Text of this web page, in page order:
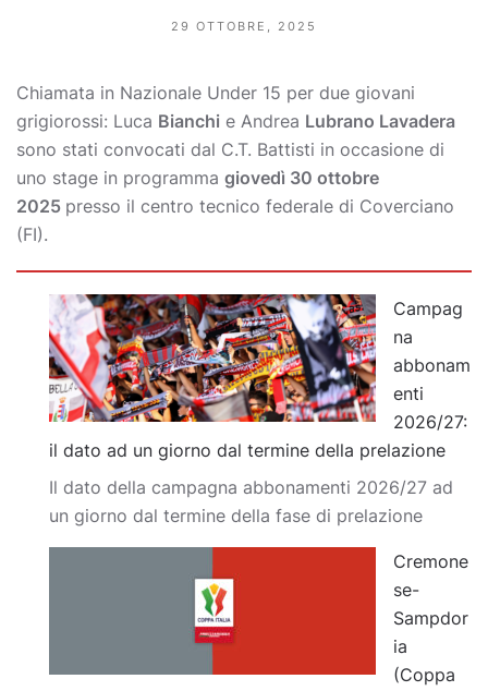
29 OTTOBRE, 2025
Chiamata in Nazionale Under 15 per due giovani
grigiorossi: Luca Bianchi e Andrea Lubrano Lavadera
sono stati convocati dal C.T. Battisti in occasione di
uno stage in programma giovedì 30 ottobre
2025 presso il centro tecnico federale di Coverciano
(FI).
Campag
na
abbonam
enti
2026/27:
il dato ad un giorno dal termine della prelazione
Il dato della campagna abbonamenti 2026/27 ad
un giorno dal termine della fase di prelazione
Cremone
se-
Sampdor
ia
(Coppa